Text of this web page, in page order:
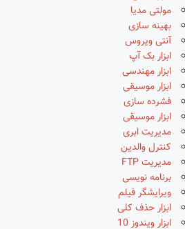
مولتی مدیا
بهینه سازی
آنتی ویروس
ابزار بک آپ
ابزار مهندسی
ابزار موسیقی
فشرده سازی
ابزار موسیقی
مدیریت ابری
کنترل والدین
مدیریت FTP
برنامه نویسی
ویرایشگر فیلم
ابزار حذف کلی
ابزار ویندوز 10